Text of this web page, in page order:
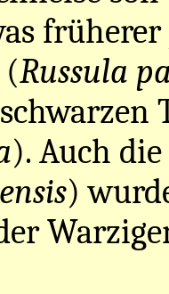
Russula
). Auch
)